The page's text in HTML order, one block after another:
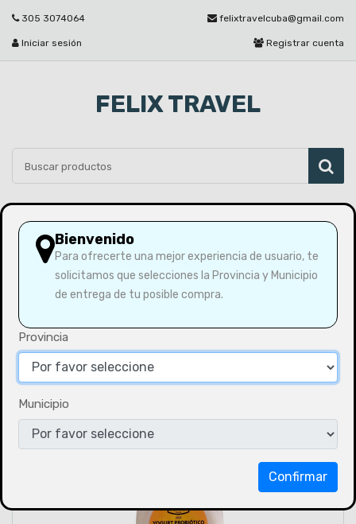
305 3074064 felixtravelcuba@gmail.com
Registrar cuenta
Iniciar sesión
FELIX TRAVEL
Por favor seleccione
Yogurt probiótico sabor mango 1lt
Bienvenido
Para ofrecerte una mejor experiencia de usuario, te
solicitamos que selecciones la Provincia y Municipio
de entrega de tu posible compra.
Provincia
Municipio
Confirmar